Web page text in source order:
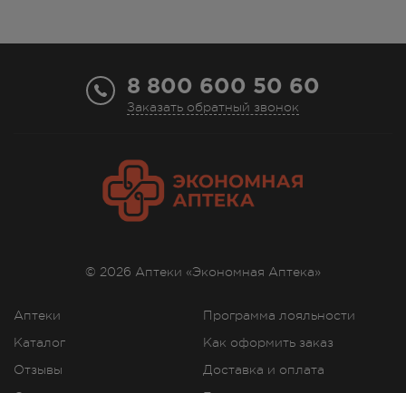
8 800 600 50 60
Заказать обратный звонок
Аптеки
Каталог
Отзывы
Программа лояльности
Как оформить заказ
Доставка и оплата
© 2026 Аптеки «Экономная Аптека»